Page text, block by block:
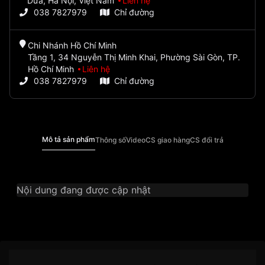
038 7827979
Chỉ đường
Chi Nhánh Hồ Chí Minh
Tầng 1, 34 Nguyễn Thị Minh Khai, Phường Sài Gòn, TP.
Hồ Chí Minh
Liên hệ
038 7827979
Chỉ đường
Mô tả sản phẩmThông sốVideoCS giao hàngCS đổi trả
Nội dung đang được cập nhật